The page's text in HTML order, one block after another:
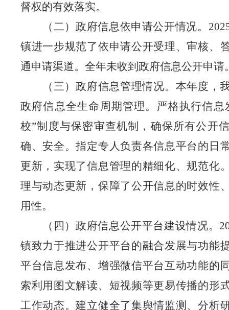
督权的有效落实。
（二）政府信息依申请公开情况。
镇进一步规范了依申请公开受理、审核、
通申请渠道。全年未收到政府信息公开申请
（三）政府信息管理情况。本年度，
政府信息全生命周期管理。严格执行信息
校”制度与保密审查机制，确保所有公开
确、安全。指定专人负责各信息平台的日
更新，实现了信息管理的精细化、规范化
理与动态更新，保障了公开信息的时效性
用性。
（四）政府信息公开平台建设情况。
镇致力于推进公开平台的融合发展与功能
平台信息发布、增强微信平台互动功能的
索利用图文解读、短视频等更易传播的形
工作动态。建立健全了集舆情监测、分析